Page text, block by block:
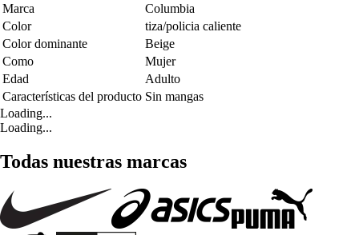
Marca
Columbia
Color
tiza/policia caliente
Color dominante
Beige
Como
Mujer
Edad
Adulto
Características del producto Sin mangas
Loading...
Loading...
Todas nuestras marcas